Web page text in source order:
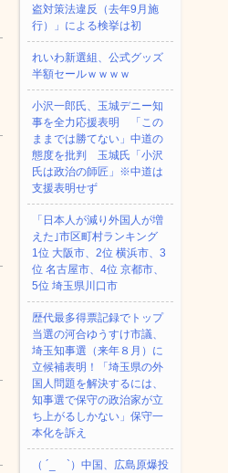
盗対策法違反（去年9月施
行）」による検挙は初
れいわ新選組、公式グッズ
半額セールｗｗｗｗ
小沢一郎氏、玉城デニー知
事を全力応援表明 「この
ままでは勝てない」中道の
態度を批判 玉城氏「小沢
氏は政治の師匠」※中道は
支援表明せず
「日本人が減り外国人が増
えた｣市区町村ランキング
1位 大阪市、2位 横浜市、3
位 名古屋市、4位 京都市、
5位 埼玉県川口市
歴代最多得票記録でトップ
当選の河合ゆうすけ市議、
埼玉知事選（来年８月）に
立候補表明！「埼玉県の外
国人問題を解決するには、
知事選で保守の政治家が立
ち上がるしかない」保守一
本化を訴え
（ ´_ゝ`）中国、広島原爆投